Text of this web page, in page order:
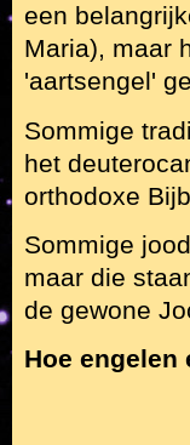
een
Maria), maar
'aartsengel'
Sommige
het
orthodoxe
Sommige
maar die
de gewone
Hoe engelen